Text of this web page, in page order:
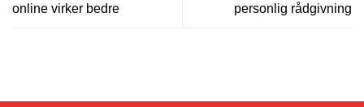
online virker bedre
personlig rådgivning